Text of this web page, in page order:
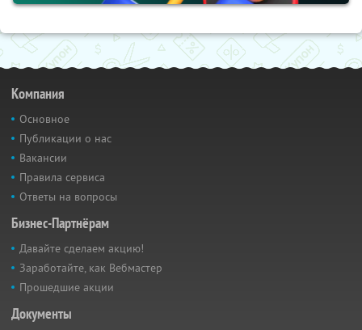
Компания
Основное
Публикации о нас
Вакансии
Правила сервиса
Ответы на вопросы
Бизнес-Партнёрам
Давайте сделаем акцию!
Заработайте, как Вебмастер
Прошедшие акции
Документы